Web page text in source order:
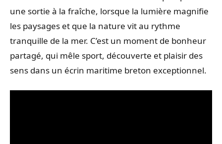
une sortie à la fraîche, lorsque la lumière magnifie
les paysages et que la nature vit au rythme
tranquille de la mer. C’est un moment de bonheur
partagé, qui mêle sport, découverte et plaisir des
sens dans un écrin maritime breton exceptionnel.